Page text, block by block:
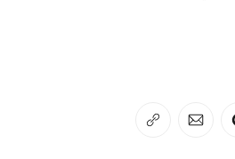
إن
على بينترست
انشر على الإيميل
انسخ الرابط